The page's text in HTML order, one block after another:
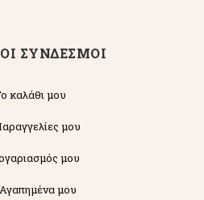
ΣΥΝΔΕΣΜΟΙ
καλάθι μου
μου
μου
μου